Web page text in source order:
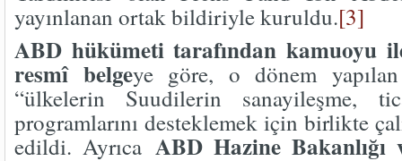
yayınlanan ortak bildiriyle kuruldu.[3]
ABD hükümeti tarafından kamuoyu
resmî belgeye göre, o dönem
“ülkelerin Suudilerin sanayileşme,
programlarını desteklemek için birlikte
edildi. Ayrıca ABD Hazine